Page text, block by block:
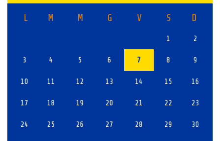
L M M G V S D
1 2
3 4 5 6 7 8 9
10 11 12 13 14 15 16
17 18 19 20 21 22 23
24 25 26 27 28 29 30